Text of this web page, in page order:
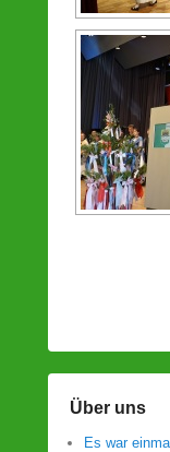
Über uns
Es war